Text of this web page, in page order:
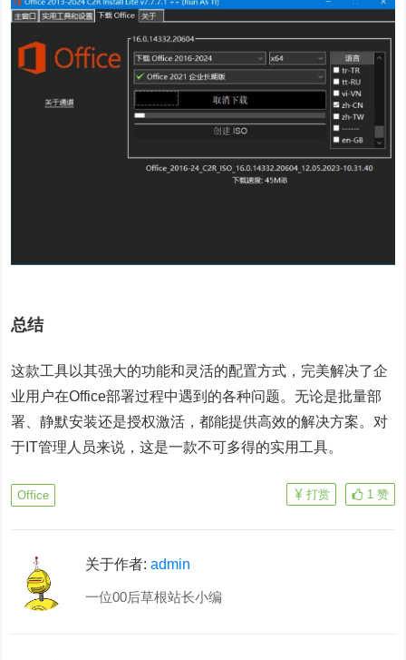
总结
这款工具以其强大的功能和灵活的配置方式，完美解决了企
业用户在Office部署过程中遇到的各种问题。无论是批量部
署、静默安装还是授权激活，都能提供高效的解决方案。对
于IT管理人员来说，这是一款不可多得的实用工具。
Office 1 赞
打赏
关于作者:admin
一位00后草根站长小编